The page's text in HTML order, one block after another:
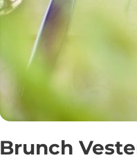
Brunch